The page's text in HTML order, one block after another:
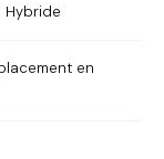
Hybride
en